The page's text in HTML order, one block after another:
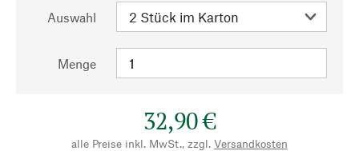
Auswahl
Menge
32,90 €
alle Preise inkl. MwSt., zzgl. Versandkosten